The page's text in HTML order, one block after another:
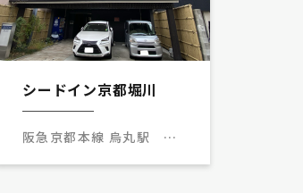
シードイン京都堀川
阪急京都本線 烏丸駅 徒